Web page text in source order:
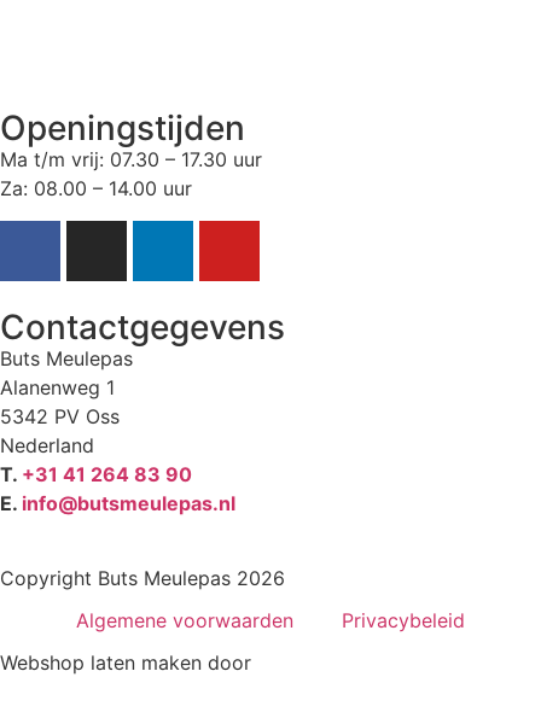
Openingstijden
Ma t/m vrij: 07.30 – 17.30 uur
Za: 08.00 – 14.00 uur
Contactgegevens
Buts Meulepas
Alanenweg 1
5342 PV Oss
Nederland
T. +31 41 264 83 90
E. info@butsmeulepas.nl
Copyright Buts Meulepas 2026
Algemene voorwaarden
Privacybeleid
Webshop laten maken door